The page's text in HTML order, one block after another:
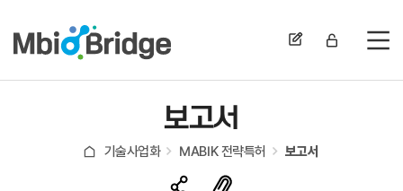
전
보고서
기술사업화 MABIK 전략특허 보고서